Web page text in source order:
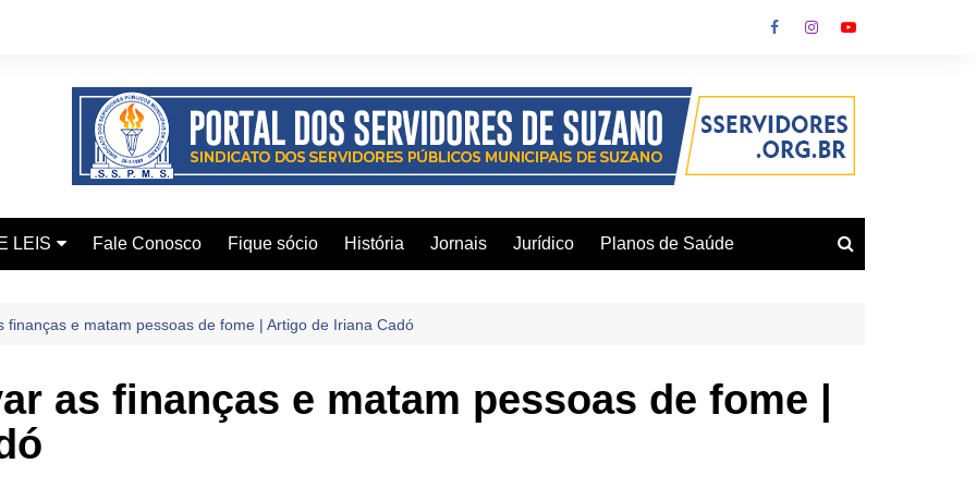
LEIS Fale Conosco Fique sócio História Jornais Jurídico Planos de Saúde
finanças e matam pessoas de fome | Artigo de Iriana Cadó
as finanças e matam pessoas de fome |